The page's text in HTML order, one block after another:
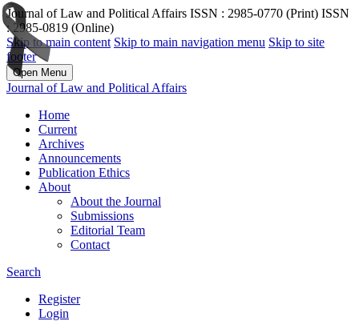
Journal of Law and Political Affairs ISSN : 2985-0770 (Print) ISSN
: 2985-0819 (Online)
Skip to main content Skip to main navigation menu Skip to site
footer
Open Menu
Journal of Law and Political Affairs
Home
Current
Archives
Announcements
Publication Ethics
About
About the Journal
Submissions
Editorial Team
Contact
Search
Register
Login